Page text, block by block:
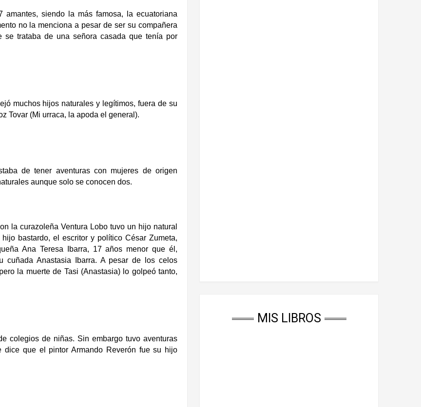
siendo la más famosa, la ecuatoriana
no la menciona a pesar de ser su compañera
trataba de una señora casada que tenía por
muchos hijos naturales y legítimos, fuera de su
Tovar (Mi urraca, la apoda el general).
de tener aventuras con mujeres de origen
aunque solo se conocen dos.
la curazoleña Ventura Lobo tuvo un hijo natural
bastardo, el escritor y político César Zumeta,
Ana Teresa Ibarra, 17 años menor que él,
cuñada Anastasia Ibarra. A pesar de los celos
la muerte de Tasi (Anastasia) lo golpeó tanto,
colegios de niñas. Sin embargo tuvo aventuras
que el pintor Armando Reverón fue su hijo
MIS LIBROS